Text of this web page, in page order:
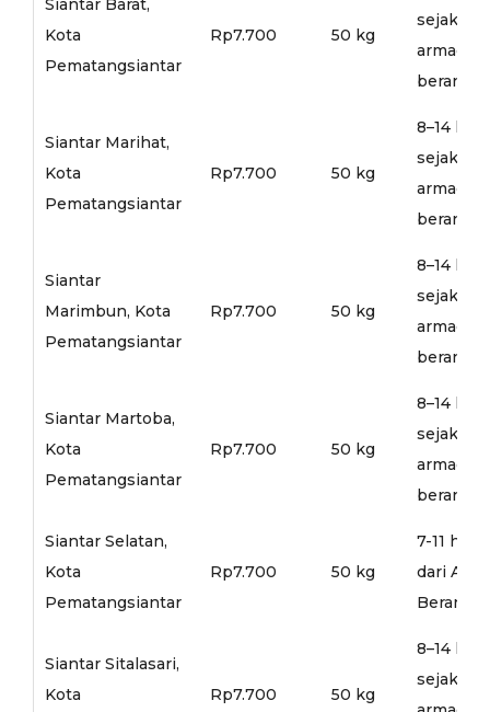
Siantar Barat,
Kota
Pematangsiantar
Rp7.700 50 kg
sejak
armada
Siantar Marihat,
Kota
Pematangsiantar
Rp7.700 50 kg
8–14 hari
sejak
armada
Siantar
Marimbun, Kota
Pematangsiantar
Rp7.700 50 kg
8–14 hari
sejak
armada
Siantar Martoba,
Kota
Pematangsiantar
Rp7.700 50 kg
8–14 hari
sejak
armada
Siantar Selatan,
Kota
Pematangsiantar
Rp7.700 50 kg
7-11 hari
dari
Siantar Sitalasari,
Kota
Rp7.700 50 kg
8–14 hari
sejak